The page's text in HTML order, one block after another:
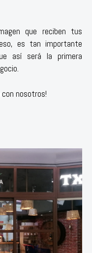
que reciben tus
es tan importante
así será la primera
con nosotros!